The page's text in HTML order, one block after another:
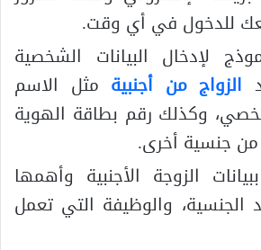
للدخول في أي وقت.
لإدخال البيانات الشخصية
الزواج من أجنبية مثل الاسم
وكذلك رقم بطاقة الهوية
جنسية أخرى.
الزوجة الأجنبية وأهمها
الجنسية، والوظيفة التي تعمل